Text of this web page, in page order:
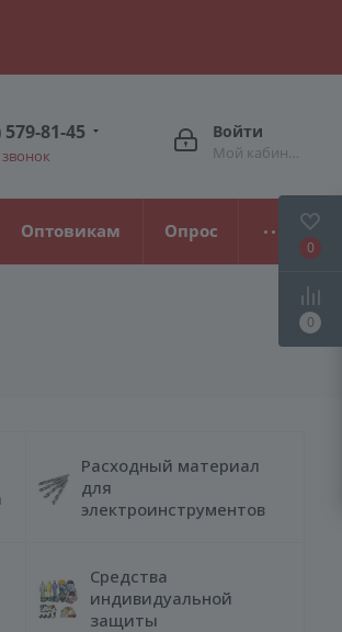
Войти
Мой кабинет
579-81-45
Оптовикам Опрос
Расходный материал
для
электроинструментов
Средства
индивидуальной
защиты
0
0